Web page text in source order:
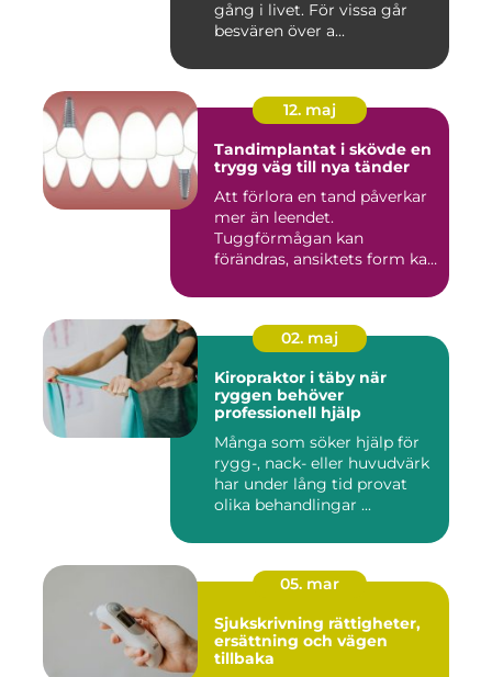
gång i livet. För vissa går
besvären över a...
12. maj
Tandimplantat i skövde en
trygg väg till nya tänder
Att förlora en tand påverkar
mer än leendet.
Tuggförmågan kan
förändras, ansiktets form kan
02. maj
Kiropraktor i täby när
ryggen behöver
professionell hjälp
Många som söker hjälp för
rygg-, nack- eller huvudvärk
har under lång tid provat
olika behandlingar ...
05. mar
Sjukskrivning rättigheter,
ersättning och vägen
tillbaka